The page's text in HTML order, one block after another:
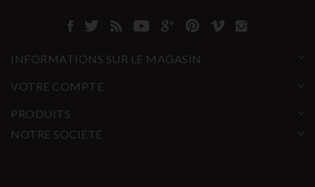
INFORMATIONS SUR LE MAGASIN
VOTRE COMPTE
PRODUITS
NOTRE SOCIÉTÉ